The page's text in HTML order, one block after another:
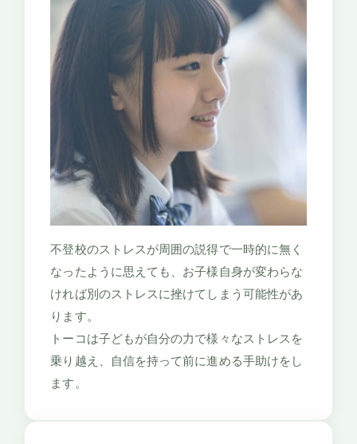
不登校のストレスが周囲の説得で一時的に無く
なったように思えても、お子様自身が変わらな
ければ別のストレスに挫けてしまう可能性があ
ります。
トーコは子どもが自分の力で様々なストレスを
乗り越え、自信を持って前に進める手助けをし
ます。